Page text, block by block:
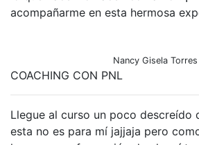
acompañarme en esta hermosa
Nancy Gisela Torres
COACHING CON PNL
Llegue al curso un poco descreído
esta no es para mí jajjaja pero